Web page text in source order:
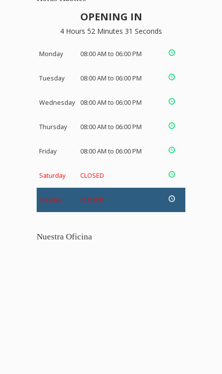
OPENING IN
4 Hours 52 Minutes 31 Seconds
Monday 08:00 AM to 06:00 PM
Tuesday 08:00 AM to 06:00 PM
Wednesday 08:00 AM to 06:00 PM
Thursday 08:00 AM to 06:00 PM
Friday 08:00 AM to 06:00 PM
Saturday CLOSED
Sunday CLOSED
Nuestra Oficina